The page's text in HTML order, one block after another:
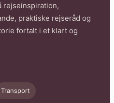
rejseinspiration,
praktiske rejseråd og
fortalt i et klart og
Transport